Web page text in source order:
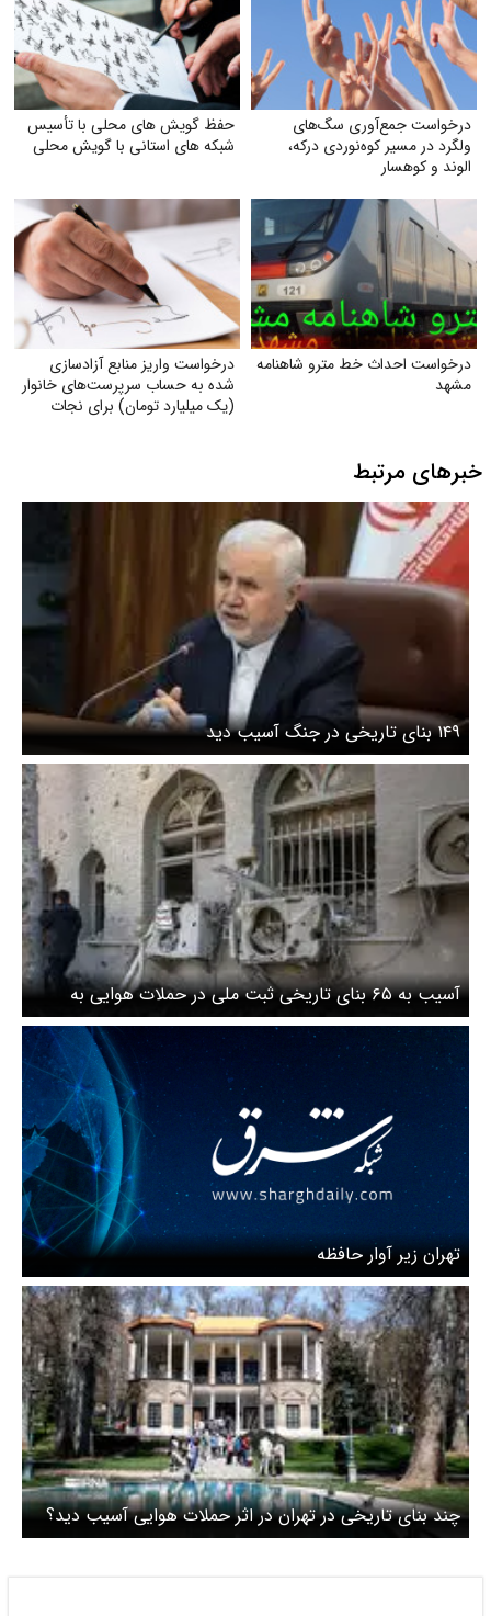
درخواست جمع‌آوری سگ‌های
ولگرد در مسیر کوه‌نوردی درکه،
الوند و کوهسار
حفظ گویش های محلی با تأسیس
شبکه های استانی با گویش محلی
درخواست احداث خط مترو شاهنامه
مشهد
درخواست واریز منابع آزادسازی
شده به حساب سرپرست‌های خانوار
(یک میلیارد تومان) برای نجات
خبرهای مرتبط
۱۴۹ بنای تاریخی در جنگ آسیب دید
آسیب به ۶۵ بنای تاریخی ثبت ملی در حملات هوایی به
تهران
تهران زیر آوار حافظه
چند بنای تاریخی در تهران در اثر حملات هوایی آسیب دید؟